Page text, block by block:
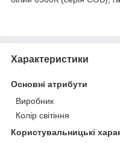
Характеристики
Основні атрибути
Виробник
Колір світіння
Користувальницькі